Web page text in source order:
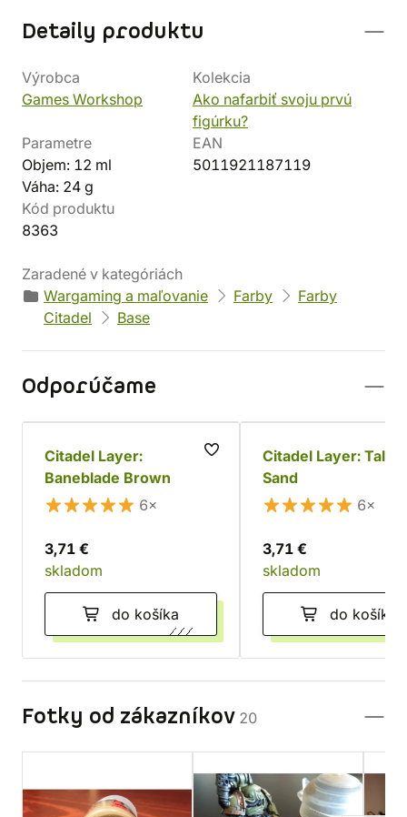
Detaily produktu
Výrobca
Games Workshop
Kolekcia
Ako nafarbiť svoju prvú
figúrku?
Parametre
Objem: 12 ml
Váha: 24 g
EAN
5011921187119
Kód produktu
8363
Zaradené v kategóriách
Wargaming a maľovanie
Farby
Farby
Citadel
Base
Odporúčame
Citadel Layer:
Baneblade Brown
6×
3,71 €
skladom
do košíka
Citadel Layer:
Sand
6×
3,71 €
skladom
do košíka
Fotky od zákazníkov 20